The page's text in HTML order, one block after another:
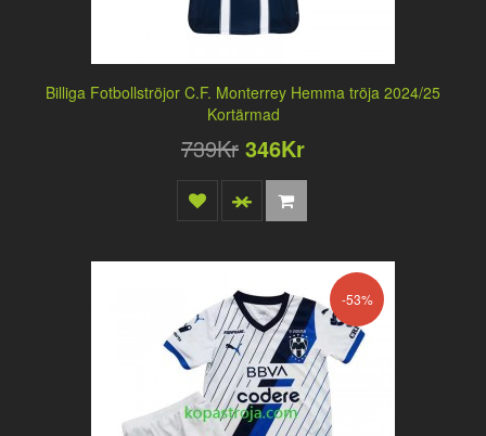
Billiga Fotbollströjor C.F. Monterrey Hemma tröja 2024/25
Kortärmad
739Kr 346Kr
-53%